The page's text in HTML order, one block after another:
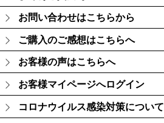
お問い合わせはこちらから
ご購入のご感想はこちらへ
お客様の声はこちらへ
お客様マイページへログイン
コロナウイルス感染対策について